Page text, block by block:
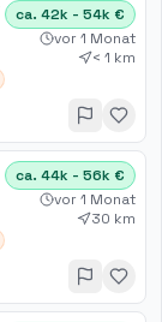
ca. 42k - 54k €
vor 1 Monat
< 1 km
ca. 44k - 56k €
vor 1 Monat
30 km